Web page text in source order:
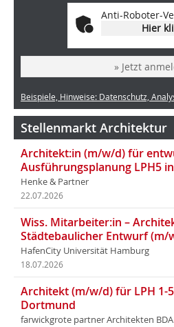
Anti-Roboter-
Hier
» Jetzt
Beispiele, Hinweise: Datenschutz,
Stellenmarkt Architektur
Architekt:in (m/w/d) für
Ausführungsplanung LPH5
Henke & Partner
22.07.2026
Wiss. Mitarbeiter:in –
Städtebaulicher Entwurf (m/
HafenCity Universität Hamburg
18.07.2026
Architekt (m/w/d) für LPH 1-
Dortmund
farwickgrote partner Architekten